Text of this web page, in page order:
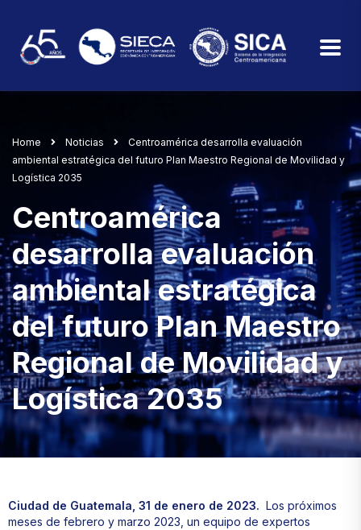
Home Noticias
Centroamérica desarrolla evaluación
ambiental estratégica del futuro Plan Maestro Regional de Movilidad y
Logística 2035
Centroamérica
desarrolla evaluación
ambiental estratégica
del futuro Plan Maestro
Regional de Movilidad y
Logística 2035
Ciudad de Guatemala, 31 de enero de 2023. Los próximos
meses de febrero y marzo 2023, un equipo de expertos